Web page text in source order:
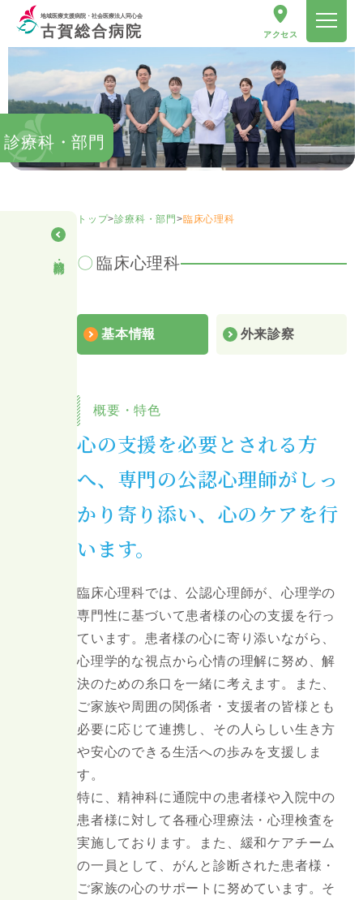
地域医療支援病院・社会医療法人同心会
古賀総合病院 アクセス
診療科・部門
トップ>診療科・部門>臨床心理科
臨床心理科
基本情報 外来診察
概要・特色
心の支援を必要とされる方
へ、専門の公認心理師がしっ
かり寄り添い、心のケアを行
います。
臨床心理科では、公認心理師が、心理学の
専門性に基づいて患者様の心の支援を行っ
ています。患者様の心に寄り添いながら、
心理学的な視点から心情の理解に努め、解
決のための糸口を一緒に考えます。また、
ご家族や周囲の関係者・支援者の皆様とも
必要に応じて連携し、その人らしい生き方
や安心のできる生活への歩みを支援しま
す。
特に、精神科に通院中の患者様や入院中の
患者様に対して各種心理療法・心理検査を
実施しております。また、緩和ケアチーム
の一員として、がんと診断された患者様・
ご家族の心のサポートに努めています。そ